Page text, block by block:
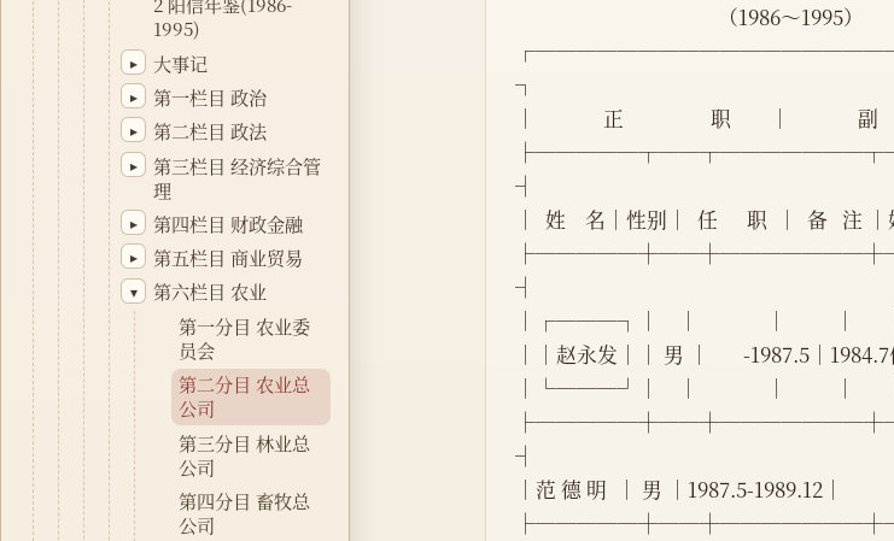
1995)
▸ 大事记
▸ 第一栏目 政治
▸ 第二栏目 政法
▸
第三栏目 经济综合管
理
▸ 第四栏目 财政金融
▸ 第五栏目 商业贸易
▾
第六栏目 农业
第一分目 农业委
员会
第二分目 农业总
公司
第三分目 林业总
公司
第四分目 畜牧总
公司
                                          （1986～1995）
┐
│              正                  职        │              副
┤
│  姓    名│性别│  任      职  │  备   注
┤
│┌───┐│    │              │          │      │
││赵永发││ 男 │       -1987.5│1984.7
│└───┘│    │              │          │      │
┤
│范 德 明  │ 男 │1987.5-1989.12│